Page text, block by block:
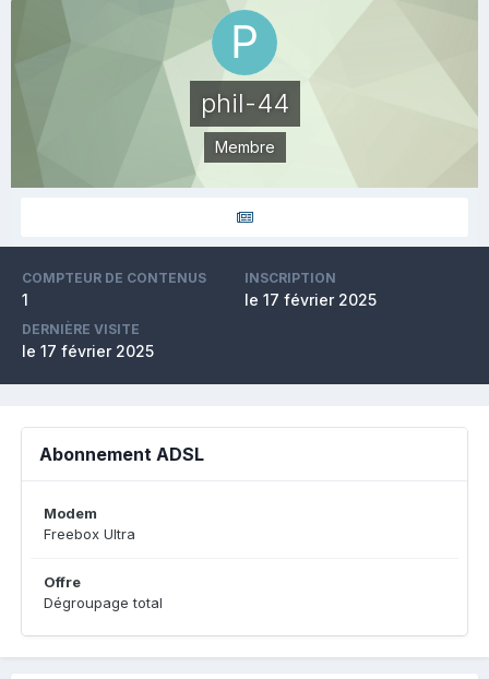
phil-44
Membre
COMPTEUR DE CONTENUS
1
INSCRIPTION
le 17 février 2025
DERNIÈRE VISITE
le 17 février 2025
Abonnement ADSL
Modem
Freebox Ultra
Offre
Dégroupage total